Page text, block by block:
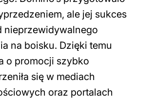
ale jej sukces
nieprzewidywalnego
na boisku. Dzięki temu
o promocji szybko
się w mediach
oraz portalach